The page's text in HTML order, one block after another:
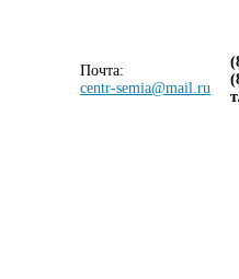
Почта:
centr-semia@mail.ru